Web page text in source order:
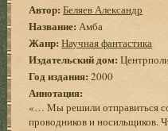
Автор: Беляев Александр
Название: Амба
Жанр: Научная фантастика
Издательский дом:
Год издания: 2000
Аннотация:
«… Мы решили отправиться
проводников и носильщиков.